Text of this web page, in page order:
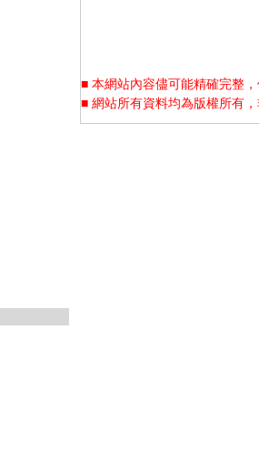
■ 本網站內容儘可能精確完整
■ 網站所有資料均為版權所有